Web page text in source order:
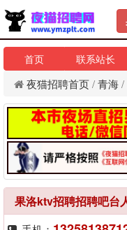
首页 联系站长
夜猫招聘首页/青海/
果洛ktv招聘招聘吧台